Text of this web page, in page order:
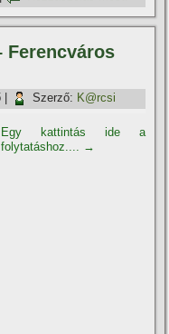
Ferencváros
Szerző: K@rcsi
Egy kattintás ide a
folytatáshoz....
→